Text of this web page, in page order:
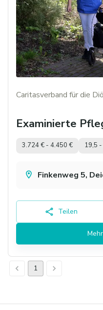
Caritasverband für die
Examinierte
3.724 € - 4.450 € 19,5
Finkenweg 5,
Teilen
1